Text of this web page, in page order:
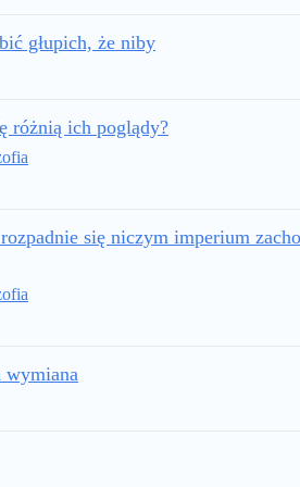
głupich, że niby
różnią ich poglądy?
się niczym imperium
wymiana